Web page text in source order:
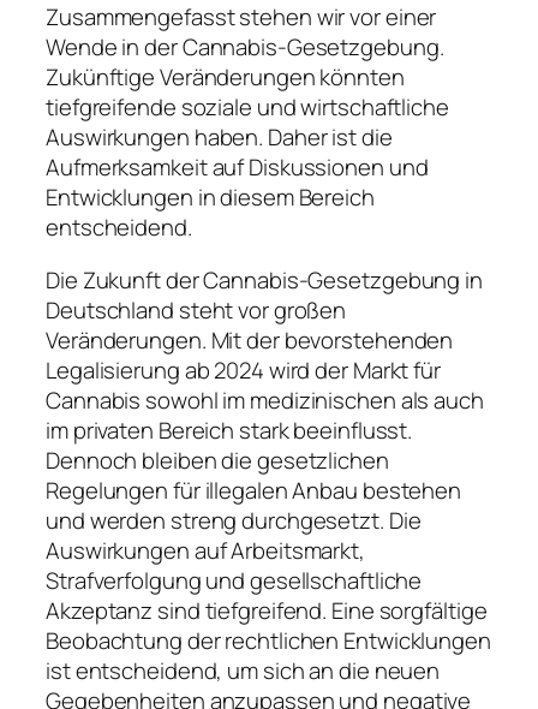
Zusammengefasst stehen wir vor einer
Wende in der Cannabis-Gesetzgebung.
Zukünftige Veränderungen könnten
tiefgreifende soziale und wirtschaftliche
Auswirkungen haben. Daher ist die
Aufmerksamkeit auf Diskussionen und
Entwicklungen in diesem Bereich
entscheidend.
Die Zukunft der Cannabis-Gesetzgebung in
Deutschland steht vor großen
Veränderungen. Mit der bevorstehenden
Legalisierung ab 2024 wird der Markt für
Cannabis sowohl im medizinischen als auch
im privaten Bereich stark beeinflusst.
Dennoch bleiben die gesetzlichen
Regelungen für illegalen Anbau bestehen
und werden streng durchgesetzt. Die
Auswirkungen auf Arbeitsmarkt,
Strafverfolgung und gesellschaftliche
Akzeptanz sind tiefgreifend. Eine sorgfältige
Beobachtung der rechtlichen Entwicklungen
ist entscheidend, um sich an die neuen
Gegebenheiten anzupassen und negative